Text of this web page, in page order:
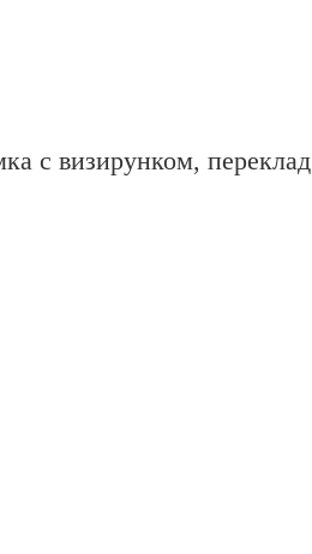
с визирунком, переклад